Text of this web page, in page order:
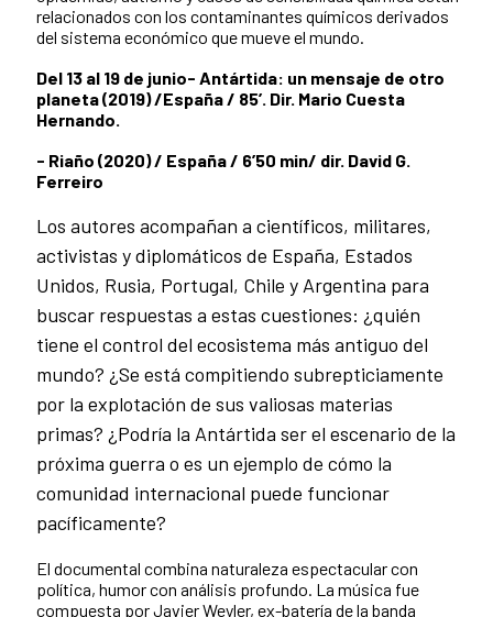
relacionados con los contaminantes químicos derivados
del sistema económico que mueve el mundo.
Del 13 al 19 de junio- Antártida: un mensaje de otro
planeta (2019) /España / 85’. Dir. Mario Cuesta
Hernando.
- Riaño (2020) / España / 6’50 min/ dir. David G.
Ferreiro
Los autores acompañan a científicos, militares,
activistas y diplomáticos de España, Estados
Unidos, Rusia, Portugal, Chile y Argentina para
buscar respuestas a estas cuestiones: ¿quién
tiene el control del ecosistema más antiguo del
mundo? ¿Se está compitiendo subrepticiamente
por la explotación de sus valiosas materias
primas? ¿Podría la Antártida ser el escenario de la
próxima guerra o es un ejemplo de cómo la
comunidad internacional puede funcionar
pacíficamente?
El documental combina naturaleza espectacular con
política, humor con análisis profundo. La música fue
compuesta por Javier Weyler, ex-batería de la banda